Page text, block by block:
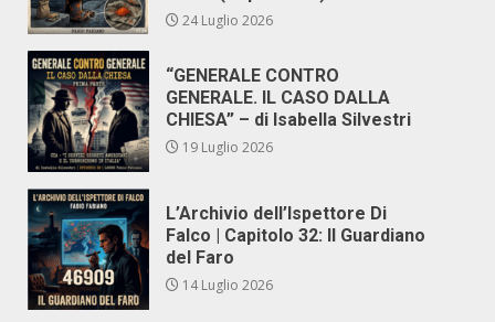
24 Luglio 2026
“GENERALE CONTRO
GENERALE. IL CASO DALLA
CHIESA” – di Isabella Silvestri
19 Luglio 2026
L’Archivio dell’Ispettore Di
Falco | Capitolo 32: Il Guardiano
del Faro
14 Luglio 2026